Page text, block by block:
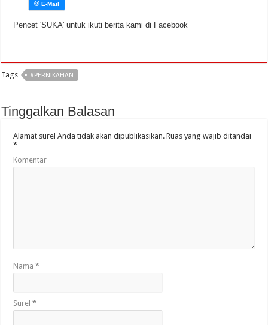
Pencet 'SUKA' untuk ikuti berita kami di Facebook
Tags #PERNIKAHAN
Tinggalkan Balasan
Alamat surel Anda tidak akan dipublikasikan. Ruas yang wajib ditandai
*
Komentar
Nama*
Surel*